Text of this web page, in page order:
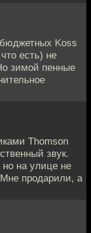
Koss
есть) не
зимой пенные
Thomson
звук.
на улице не
продарили, а